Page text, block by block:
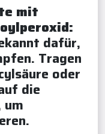
mit
dafür,
Tragen
oder
die